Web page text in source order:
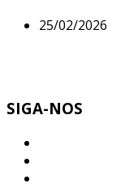
25/02/2026
SIGA-NOS